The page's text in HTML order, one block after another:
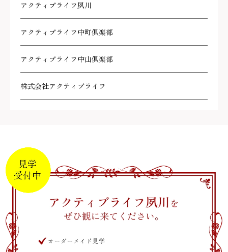
アクティブライフ夙川
アクティブライフ中町倶楽部
アクティブライフ中山倶楽部
株式会社アクティブライフ